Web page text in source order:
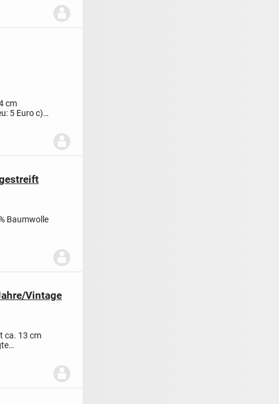
cm
5 Euroc) 1
Baumwolle
Vintage
ca. 13 cm